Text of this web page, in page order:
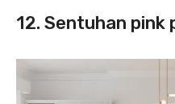
12. Sentuhan pink